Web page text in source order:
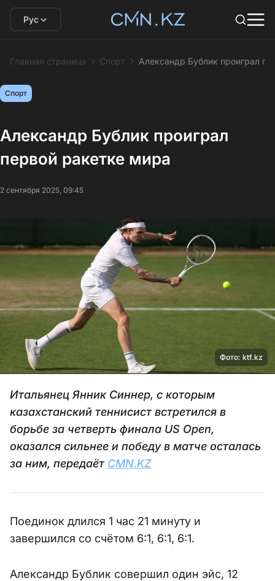
Рус
Главная страница Спорт Александр Бублик проиграл
Спорт
Александр Бублик проиграл
первой ракетке мира
2 сентября 2025, 09:45
Фото: ktf.kz
Итальянец Янник Синнер, с которым
казахстанский теннисист встретился в
борьбе за четверть финала US Open,
оказался сильнее и победу в матче осталась
за ним, передаёт CMN.KZ
Поединок длился 1 час 21 минуту и
завершился со счётом 6:1, 6:1, 6:1.
Александр Бублик совершил один эйс, 12